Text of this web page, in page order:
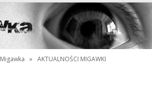
Migawka » AKTUALNOŚCI MIGAWKI